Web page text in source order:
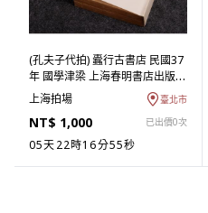
(孔夫子代拍) 蠹行古書店 民國37
年 國學津梁 上海春明書店出版
有收藏章 1冊 品相如圖 (台北回
歸物件) (ASH-NBAB03T)PJ
上海拍場 臺北市
NT$ 1,000 已出價0次
05天22時16分55秒